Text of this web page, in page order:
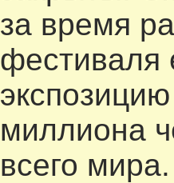
за время
фестиваля
миллиона
всего мира.